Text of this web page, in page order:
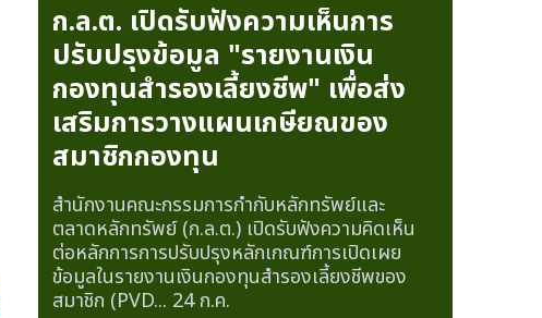
ก.ล.ต. เปิดรับฟังความเห็นการ
ปรับปรุงข้อมูล "รายงานเงิน
กองทุนสำรองเลี้ยงชีพ" เพื่อส่ง
เสริมการวางแผนเกษียณของ
สมาชิกกองทุน
สำนักงานคณะกรรมการกำกับหลักทรัพย์และ
ตลาดหลักทรัพย์ (ก.ล.ต.) เปิดรับฟังความคิดเห็น
ต่อหลักการการปรับปรุงหลักเกณฑ์การเปิดเผย
ข้อมูลในรายงานเงินกองทุนสำรองเลี้ยงชีพของ
สมาชิก (PVD... 24 ก.ค.